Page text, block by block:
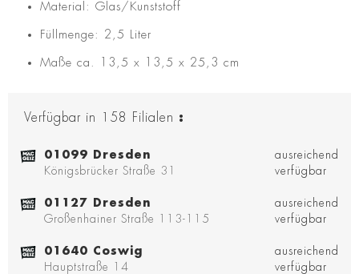
Material: Glas/Kunststoff
Füllmenge: 2,5 Liter
Maße ca. 13,5 x 13,5 x 25,3 cm
Verfügbar in 158 Filialen :
01099 Dresden
Königsbrücker Straße 31
ausreichend
verfügbar
01127 Dresden
Großenhainer Straße 113-115
ausreichend
verfügbar
01640 Coswig
Hauptstraße 14
ausreichend
verfügbar